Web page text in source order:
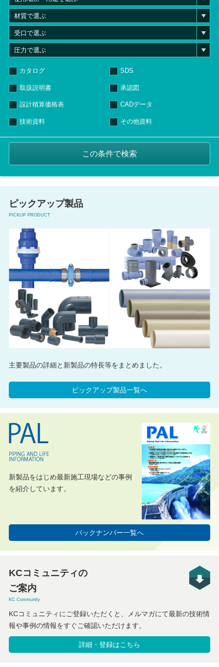
カタログ SDS
取扱説明書 承認図
設計積算価格表 CADデータ
技術資料 その他資料
ピックアップ製品
PICKUP PRODUCT
主要製品の詳細と新製品の特長等をまとめました。
ピックアップ製品一覧へ
新製品をはじめ最新施工現場などの事例
を紹介しています。
バックナンバー一覧へ
KCコミュニティの
ご案内
KC Community
KCコミュニティにご登録いただくと、メルマガにて最新の技術情
報や事例の情報をすぐご確認いただけます。
詳細・登録はこちら